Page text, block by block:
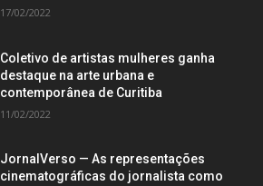
17/02/2022
Coletivo de artistas mulheres ganha
destaque na arte urbana e
contemporânea de Curitiba
11/02/2022
JornalVerso — As representações
cinematográficas do jornalista como